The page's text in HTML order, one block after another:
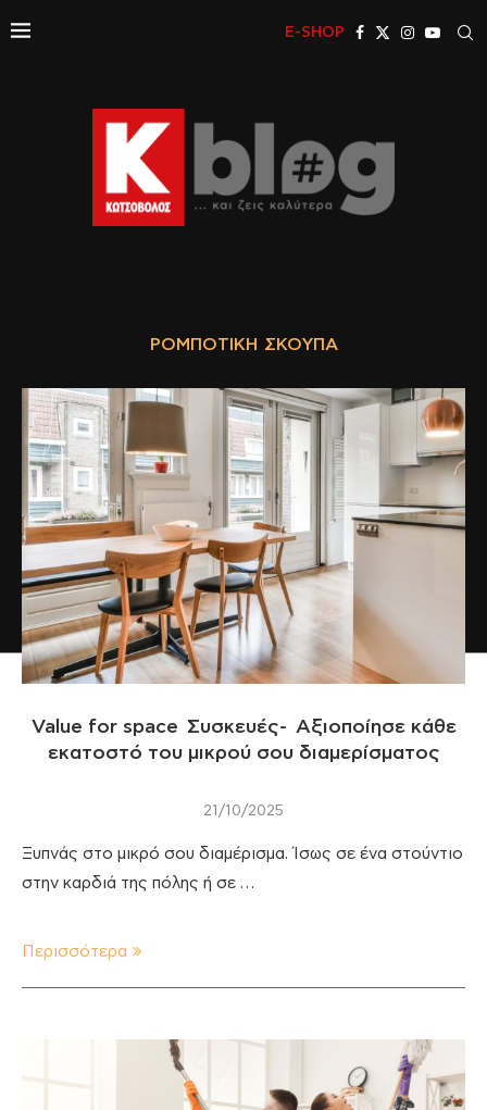
E-SHOP
ΡΟΜΠΟΤΙΚΉ ΣΚΟΎΠΑ
Value for space Συσκευές- Αξιοποίησε κάθε
εκατοστό του μικρού σου διαμερίσματος
21/10/2025
Ξυπνάς στο μικρό σου διαμέρισμα. Ίσως σε ένα στούντιο
στην καρδιά της πόλης ή σε …
Περισσότερα